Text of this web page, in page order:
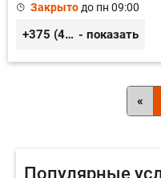
Закрытодо пн 09:00
+375 (44) 577-01-01; +375 (29) 577-20-40 - показать
«
Популярные